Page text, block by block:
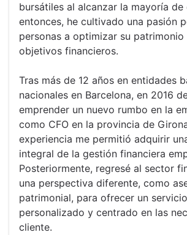
bursátiles al alcanzar la mayoría de
entonces, he cultivado una pasión
personas a optimizar su patrimonio
objetivos financieros.
Tras más de 12 años en entidades
nacionales en Barcelona, en 2016
emprender un nuevo rumbo en la
como CFO en la provincia de
experiencia me permitió adquirir
integral de la gestión financiera
Posteriormente, regresé al sector
una perspectiva diferente, como
patrimonial, para ofrecer un
personalizado y centrado en las
cliente.